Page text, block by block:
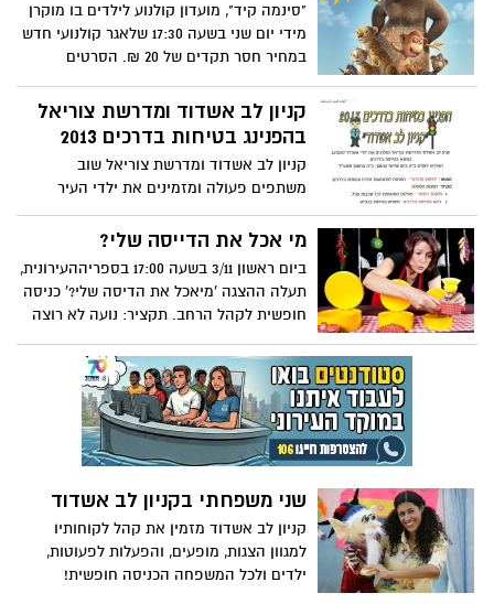
בקניון"סימול" באשדוד
"סינמה קיד", מועדון קולנוע לילדים בו מוקרן
מידי יום שני בשעה 17:30 שלאגר קולנועי חדש
במחיר חסר תקדים של 20 ₪. הסרטים
קיד" יהנו מהטבה נוספת בה יוכלו לרכוש
מארז מהודר של פופקורן וטרופית ב-18₪
בלבד.
קניון לב אשדוד ומדרשת צוריאל
בהפנינג בטיחות בדרכים 2013
קניון לב אשדוד ומדרשת צוריאל שוב
משתפים פעולה ומזמינים את ילדי העיר
ליהנות מהפנינג בטיחות בדרכים. ביום שלישי
ה- 29.10.13, 16:00-18:00 קניון לב אשדוד (
מי אכל את הדייסה שלי?
ביום ראשון 3/11 בשעה 17:00 בספריההעירונית,
תעלה ההצגה 'מיאכל את הדיסה שלי?' כניסה
חופשית לקהל הרחב. תקציר: נועה לא רוצה
שאומרים לה. נועה רוצה להיות גדולה ולצאת
לשחק לבד עם חברים. בדרך יצירתית במיוחד
מספרת לה אמא את הסיפור הקלאסי
ומסבירה לה .. והכל בעזרת כלי מטבח. וכך הן
יוצרות עולם קסום וחדש.
שני משפחתי בקניון לב אשדוד
קניון לב אשדוד מזמין את קהל לקוחותיו
למגוון הצגות, מופעים, והפעלות לפעוטות,
ילדים ולכל המשפחה הכניסה חופשית!